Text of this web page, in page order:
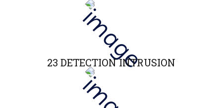
23 DETECTION INTRUSION